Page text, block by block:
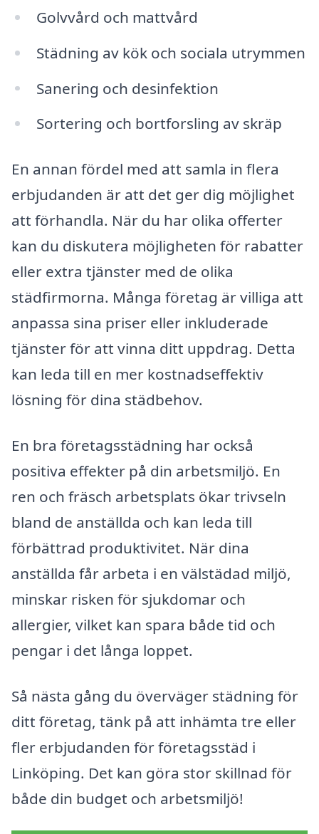
Golvvård och mattvård
Städning av kök och sociala utrymmen
Sanering och desinfektion
Sortering och bortforsling av skräp
En annan fördel med att samla in flera
erbjudanden är att det ger dig möjlighet
att förhandla. När du har olika offerter
kan du diskutera möjligheten för rabatter
eller extra tjänster med de olika
städfirmorna. Många företag är villiga att
anpassa sina priser eller inkluderade
tjänster för att vinna ditt uppdrag. Detta
kan leda till en mer kostnadseffektiv
lösning för dina städbehov.
En bra företagsstädning har också
positiva effekter på din arbetsmiljö. En
ren och fräsch arbetsplats ökar trivseln
bland de anställda och kan leda till
förbättrad produktivitet. När dina
anställda får arbeta i en välstädad miljö,
minskar risken för sjukdomar och
allergier, vilket kan spara både tid och
pengar i det långa loppet.
Så nästa gång du överväger städning för
ditt företag, tänk på att inhämta tre eller
fler erbjudanden för företagsstäd i
Linköping. Det kan göra stor skillnad för
både din budget och arbetsmiljö!